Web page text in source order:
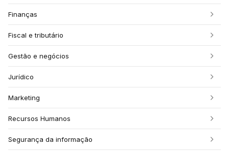
Finanças
Fiscal e tributário
Gestão e negócios
Jurídico
Marketing
Recursos Humanos
Segurança da informação